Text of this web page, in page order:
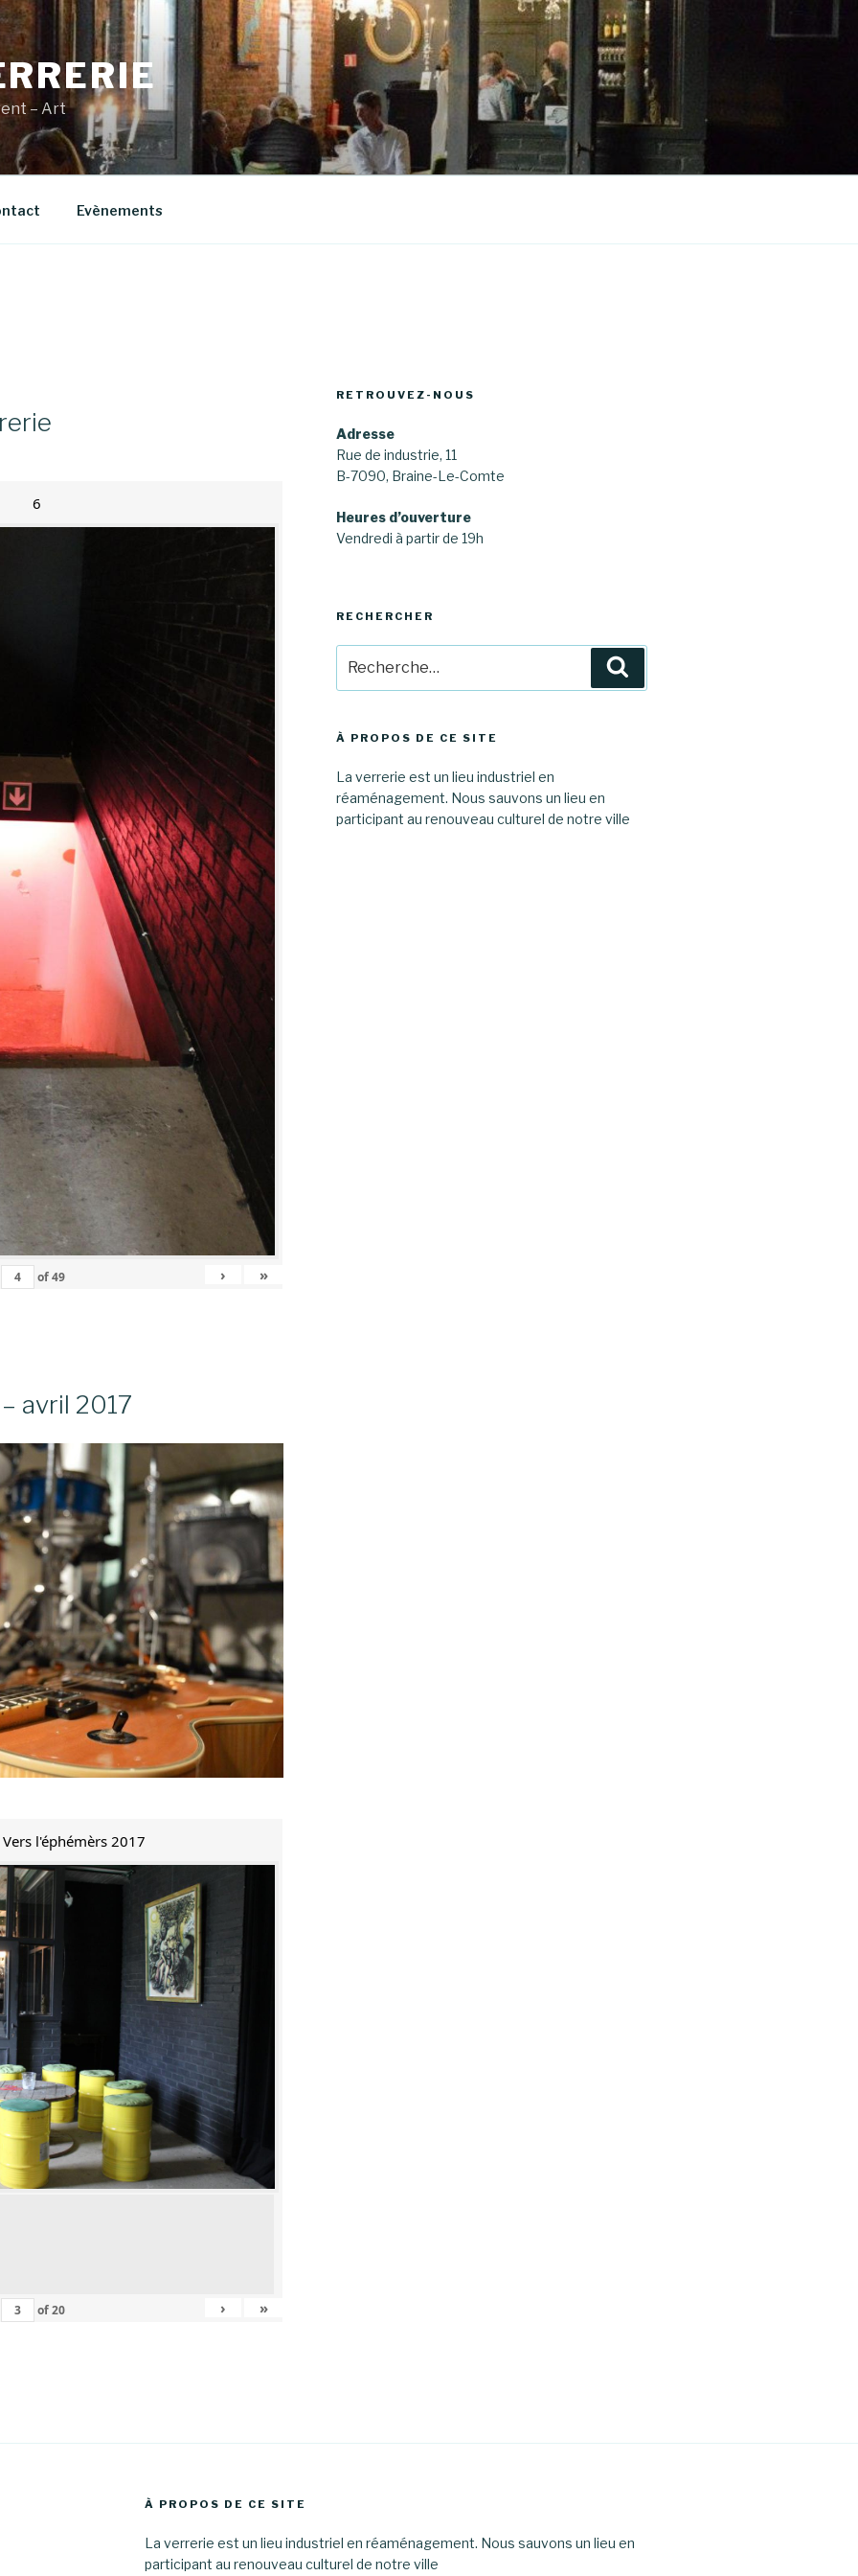
– Art
Evènements
6
of49 › »
avril 2017
l'éphémèrs 2017
of20 › »
RETROUVEZ-NOUS
Adresse
Rue de industrie, 11
B-7090, Braine-Le-Comte
Heures d’ouverture
Vendredi à partir de 19h
RECHERCHER
pour
:
À PROPOS DE CE SITE
La verrerie est un lieu industriel en
réaménagement. Nous sauvons un lieu en
participant au renouveau culturel de notre ville
À PROPOS DE CE SITE
La verrerie est un lieu industriel en réaménagement. Nous sauvons un lieu en
participant au renouveau culturel de notre ville